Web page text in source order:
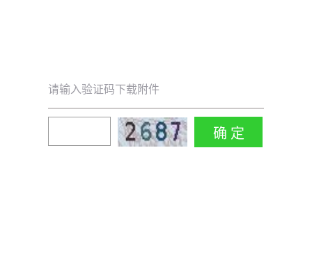
请输入验证码下载附件